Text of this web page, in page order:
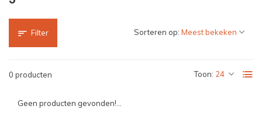
Filter
0 producten Toon:
Sorteren op:
Geen producten gevonden!...